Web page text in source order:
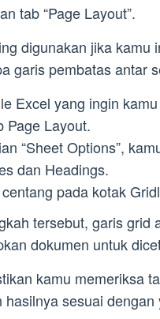
tab “Page Layout”.
digunakan jika kamu
garis pembatas antar
Excel yang ingin
Page Layout.
“Sheet Options”,
dan Headings.
pada kotak
tersebut, garis grid
dokumen untuk
kamu memeriksa
hasilnya sesuai